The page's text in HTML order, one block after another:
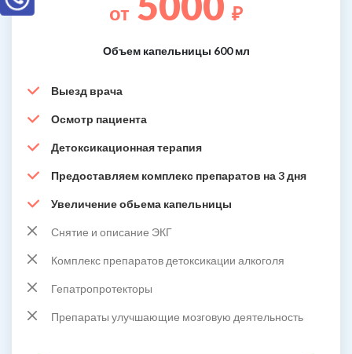
от ₽
Объем капельницы 600 мл
Выезд врача
Осмотр пациента
Детоксикационная терапия
Предоставляем комплекс препаратов на 3 дня
Увеличение обьема капельницы
Снятие и описание ЭКГ
Комплекс препаратов детоксикации алкоголя
Гепатропротекторы
Препараты улучшающие мозговую деятельность